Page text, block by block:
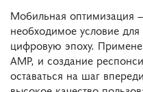
Мобильная оптимизация
необходимое условие
цифровую эпоху.
AMP, и создание
оставаться на шаг